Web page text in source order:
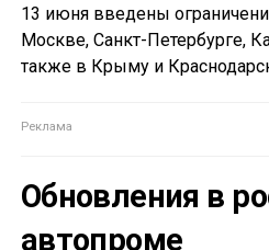
13 июня введены
Москве, Санкт-Петербурге,
также в Крыму и
Обновления в
автопроме